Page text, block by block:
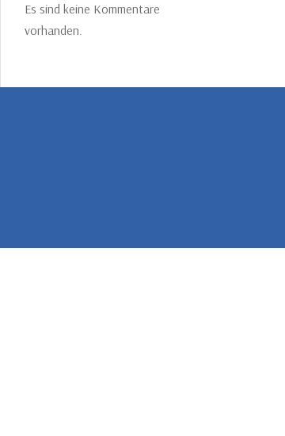
Es sind keine Kommentare
vorhanden.